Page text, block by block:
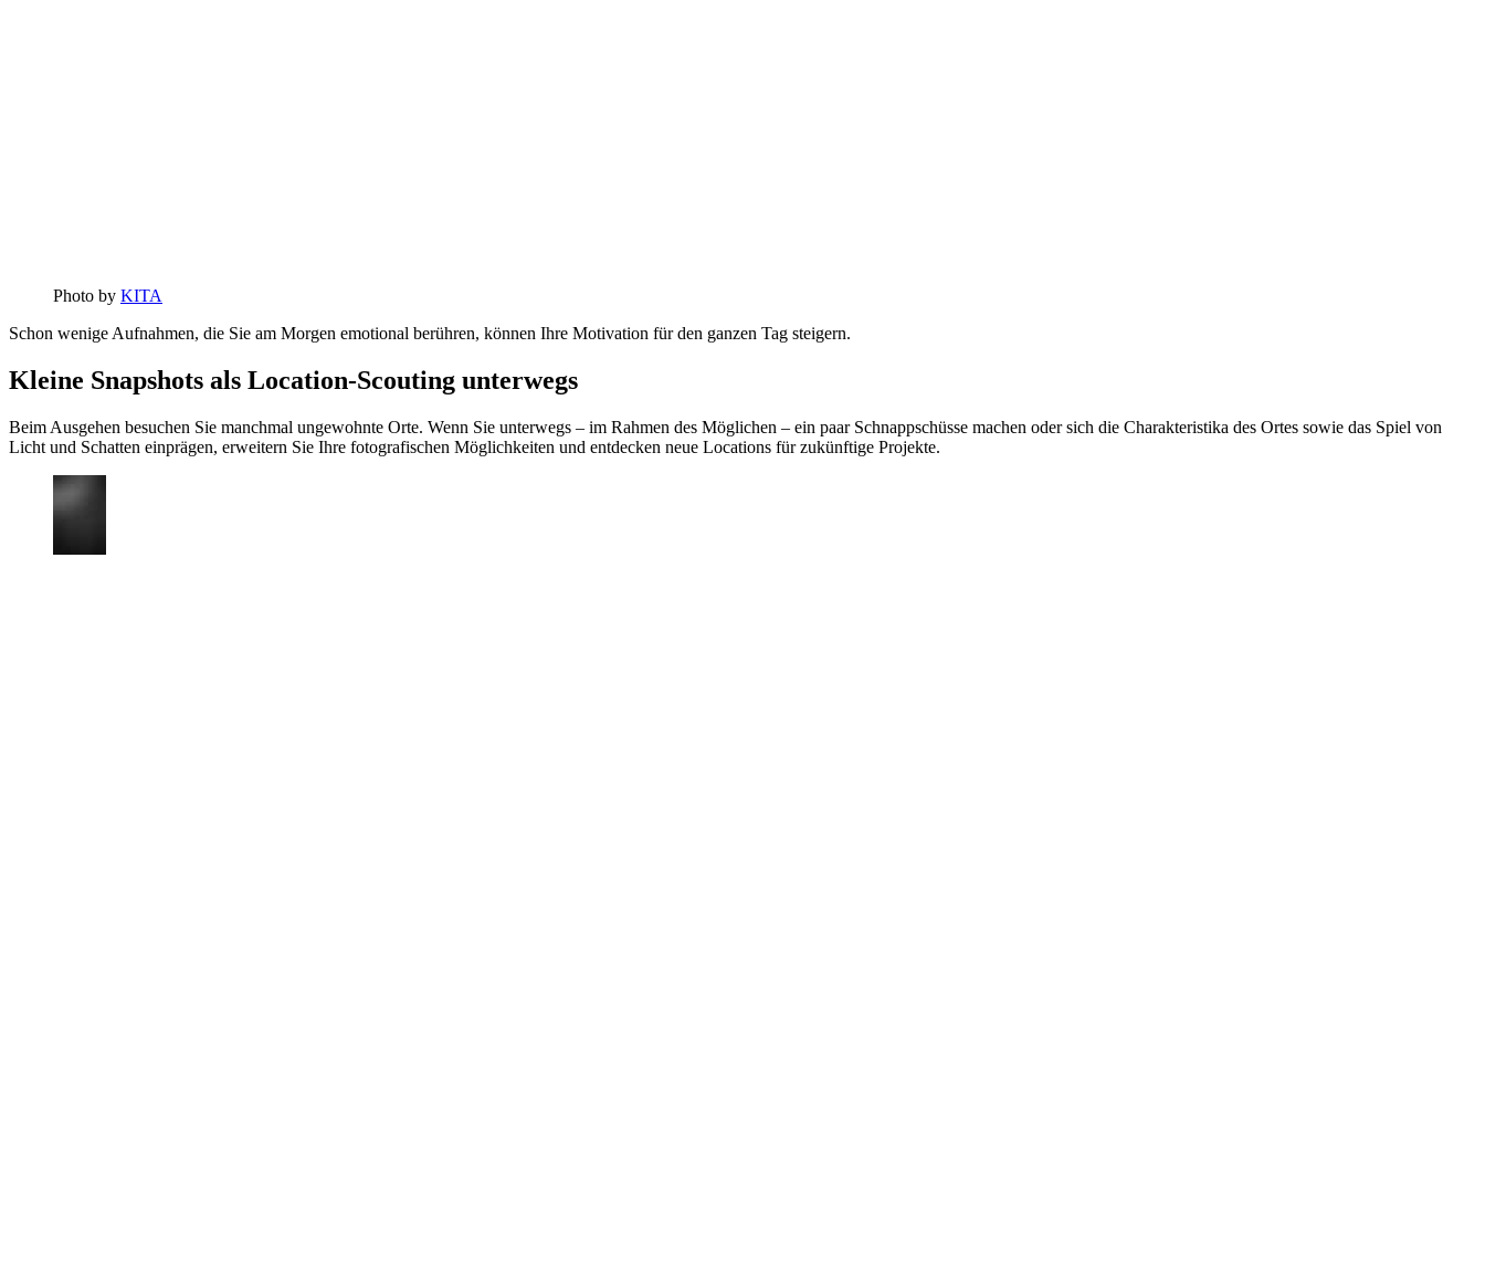
Photo by KITA
Schon wenige Aufnahmen, die Sie am Morgen emotional berühren, können Ihre Motivation für den ganzen Tag steigern.
Kleine Snapshots als Location-Scouting unterwegs
Beim Ausgehen besuchen Sie manchmal ungewohnte Orte. Wenn Sie unterwegs – im Rahmen des Möglichen – ein paar Schnappschüsse machen oder sich die Charakteristika des Ortes sowie das Spiel von
Licht und Schatten einprägen, erweitern Sie Ihre fotografischen Möglichkeiten und entdecken neue Locations für zukünftige Projekte.